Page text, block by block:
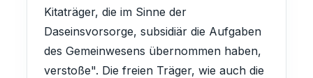
Kitaträger, die im Sinne der
Daseinsvorsorge, subsidiär die Aufgaben
des Gemeinwesens übernommen haben,
verstoße". Die freien Träger, wie auch die